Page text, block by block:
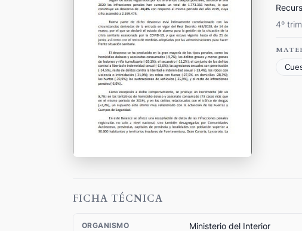
4º
FICHA TÉCNICA
ORGANISMO Ministerio del Interior